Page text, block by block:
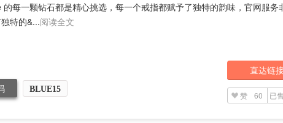
的每一颗钻石都是精心挑选，每一个戒指都赋予了独特的韵味，官网服务
特的&...阅读全文
BLUE15
直达链
赞 60 已售